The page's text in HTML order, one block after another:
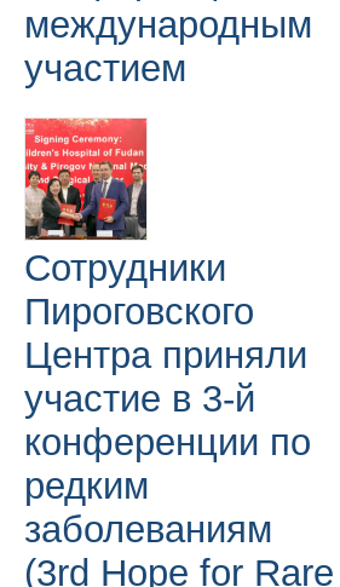
международным
участием
Сотрудники
Пироговского
Центра приняли
участие в 3-й
конференции по
редким
заболеваниям
(3rd Hope for Rare